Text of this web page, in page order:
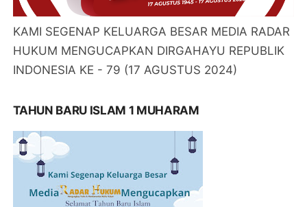
KAMI SEGENAP KELUARGA BESAR MEDIA RADAR
HUKUM MENGUCAPKAN DIRGAHAYU REPUBLIK
INDONESIA KE - 79 (17 AGUSTUS 2024)
TAHUN BARU ISLAM 1 MUHARAM